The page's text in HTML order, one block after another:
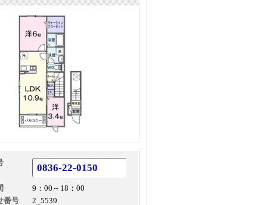
0836-22-0150
9：00～18：00
番号
2_5539